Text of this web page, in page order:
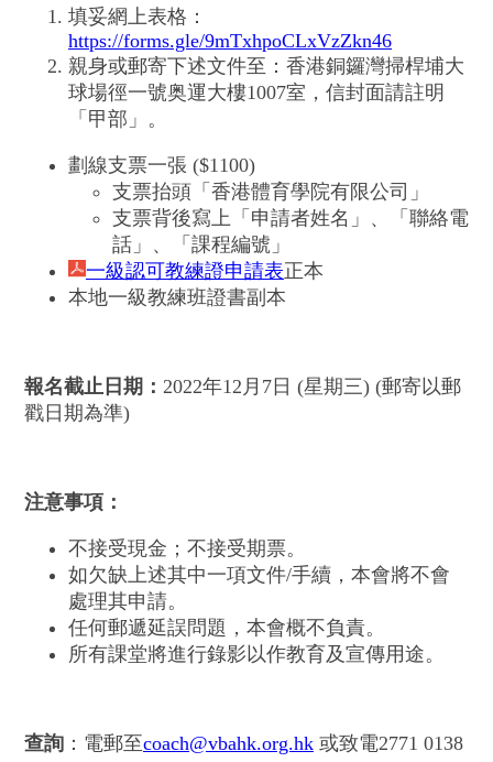
填妥網上表格：
https://forms.gle/9mTxhpoCLxVzZkn46
親身或郵寄下述文件至：香港銅鑼灣掃桿埔大
球場徑一號奥運大樓1007室，信封面請註明
「甲部」。
劃線支票一張 ($1100)
支票抬頭「香港體育學院有限公司」
支票背後寫上「申請者姓名」、「聯絡電
話」、「課程編號」
一級認可教練證申請表正本
本地一級教練班證書副本
報名截止日期： 2022年12月7日 (星期三) (郵寄以郵
戳日期為準)
注意事項：
不接受現金；不接受期票。
如欠缺上述其中一項文件/手續，本會將不會
處理其申請。
任何郵遞延誤問題，本會概不負責。
所有課堂將進行錄影以作教育及宣傳用途。
查詢 ：電郵至coach@vbahk.org.hk 或致電2771 0138